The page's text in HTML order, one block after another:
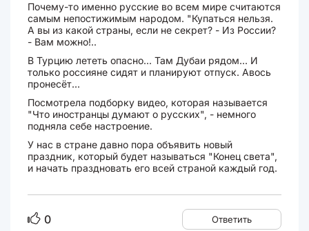
Почему-то именно русские во всем мире считаются
самым непостижимым народом. "Купаться нельзя.
А вы из какой страны, если не секрет? - Из России?
- Вам можно!..
В Турцию лететь опасно... Там Дубаи рядом... И
только россияне сидят и планируют отпуск. Авось
пронесёт...
Посмотрела подборку видео, которая называется
"Что иностранцы думают о русских", - немного
подняла себе настроение.
У нас в стране давно пора объявить новый
праздник, который будет называться "Конец света",
и начать праздновать его всей страной каждый год.
0 Ответить